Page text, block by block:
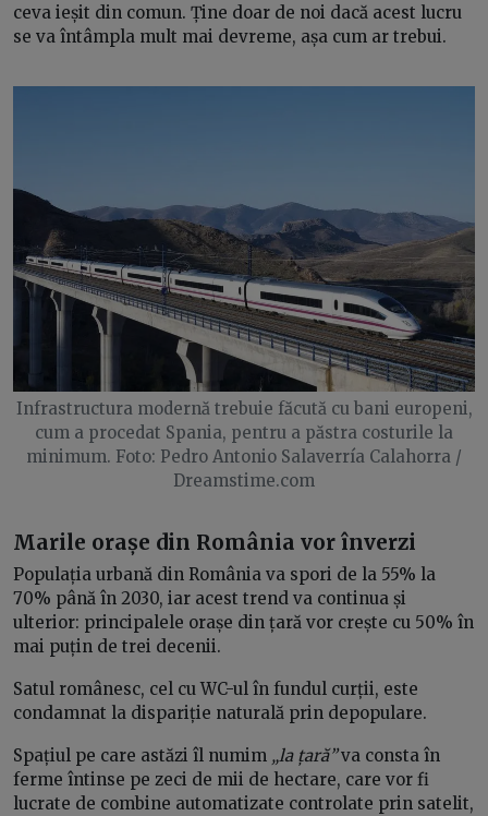
ceva ieșit din comun. Ține doar de noi dacă acest lucru
se va întâmpla mult mai devreme, așa cum ar trebui.
Infrastructura modernă trebuie făcută cu bani europeni,
cum a procedat Spania, pentru a păstra costurile la
minimum. Foto: Pedro Antonio Salaverría Calahorra /
Dreamstime.com
Marile orașe din România vor înverzi
Populația urbană din România va spori de la 55% la
70% până în 2030, iar acest trend va continua și
ulterior: principalele orașe din țară vor crește cu 50% în
mai puțin de trei decenii.
Satul românesc, cel cu WC-ul în fundul curții, este
condamnat la dispariție naturală prin depopulare.
Spațiul pe care astăzi îl numim „la țară”va consta în
ferme întinse pe zeci de mii de hectare, care vor fi
lucrate de combine automatizate controlate prin satelit,